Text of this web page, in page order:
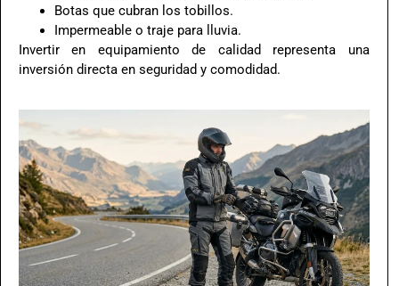
Botas que cubran los tobillos.
Impermeable o traje para lluvia.
Invertir en equipamiento de calidad representa una
inversión directa en seguridad y comodidad.